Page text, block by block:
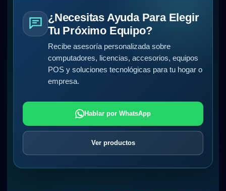
¿Necesitas Ayuda Para Elegir
Tu Próximo Equipo?
Recibe asesoría personalizada sobre
computadores, licencias, accesorios, equipos
POS y soluciones tecnológicas para tu hogar o
empresa.
Hablar por WhatsApp
Ver productos